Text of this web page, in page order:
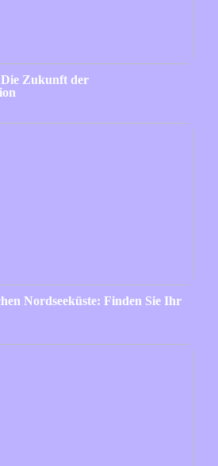
Zukunft der
Nordseeküste: Finden Sie Ihr